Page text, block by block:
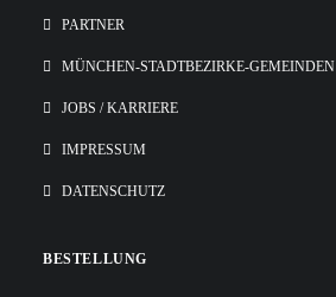
PARTNER
MÜNCHEN-STADTBEZIRKE-GEMEINDEN
JOBS / KARRIERE
IMPRESSUM
DATENSCHUTZ
BESTELLUNG